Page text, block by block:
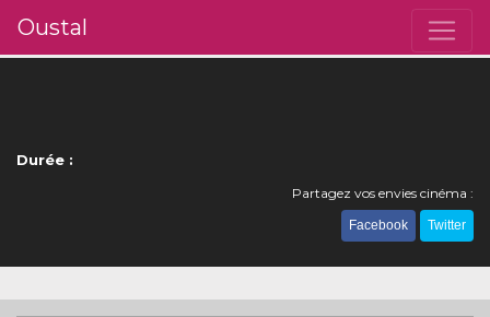
Oustal
Durée :
Partagez vos envies cinéma :
Facebook Twitter